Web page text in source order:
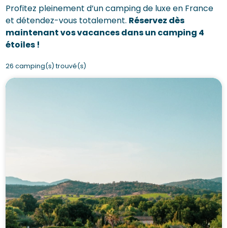
Profitez pleinement d’un camping de luxe en France
et détendez-vous totalement. Réservez dès
maintenant vos vacances dans un camping 4
étoiles !
26 camping(s) trouvé(s)